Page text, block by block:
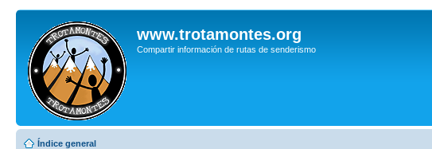
www.trotamontes.org
Compartir información de rutas de senderismo
Índice general